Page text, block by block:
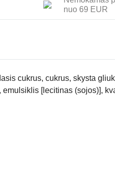
nuo 69 EUR
cukrus, cukrus, skysta
[lecitinas (sojos)],